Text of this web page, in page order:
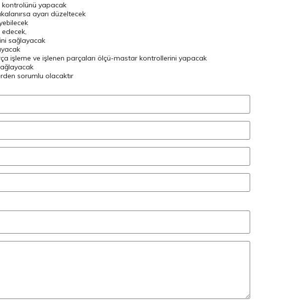
kontrolünü yapacak
ayarı düzeltecek
sağlayacak
işleme ve işlenen parçaları ölçü-mastar kontrollerini yapacak
sorumlu olacaktır